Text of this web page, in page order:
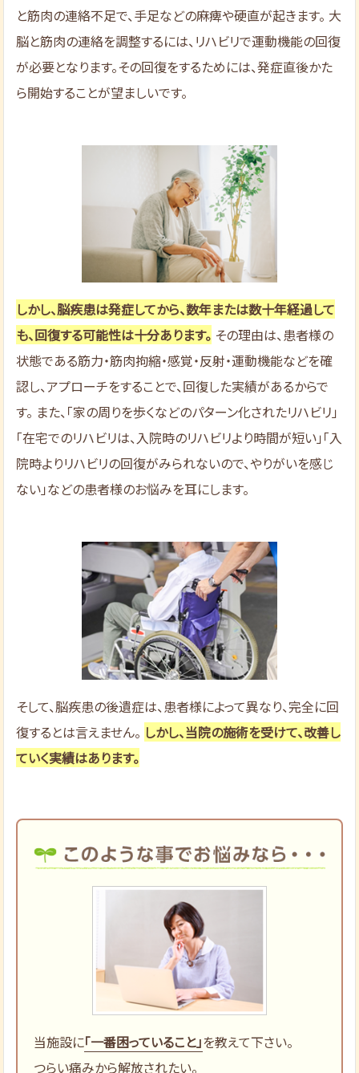
と筋肉の連絡不足で、手足などの麻痺や硬直が起きます。 大
脳と筋肉の連絡を調整するには、リハビリで運動機能の回復
が必要となります。その回復をするためには、発症直後かた
ら開始することが望ましいです。
しかし、脳疾患は発症してから、数年または数十年経過して
も、回復する可能性は十分あります。 その理由は、患者様の
状態である筋力・筋肉拘縮・感覚・反射・運動機能などを確
認し、アプローチをすることで、回復した実績があるからで
す。 また、「家の周りを歩くなどのパターン化されたリハビリ」
「在宅でのリハビリは、入院時のリハビリより時間が短い」「入
院時よりリハビリの回復がみられないので、やりがいを感じ
ない」などの患者様のお悩みを耳にします。
そして、脳疾患の後遺症は、患者様によって異なり、完全に回
復するとは言えません。 しかし、当院の施術を受けて、改善し
ていく実績はあります。
当施設に「一番困っていること」を教えて下さい。
つらい痛みから解放されたい。